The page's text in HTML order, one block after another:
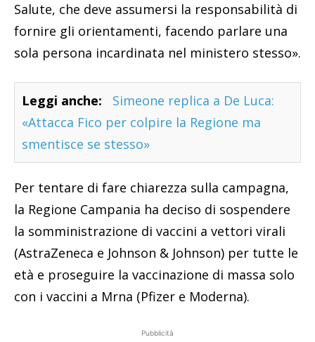
Salute, che deve assumersi la responsabilità di
fornire gli orientamenti, facendo parlare una
sola persona incardinata nel ministero stesso».
Leggi anche:
Simeone replica a De Luca:
«Attacca Fico per colpire la Regione ma
smentisce se stesso»
Per tentare di fare chiarezza sulla campagna,
la Regione Campania ha deciso di sospendere
la somministrazione di vaccini a vettori virali
(AstraZeneca e Johnson & Johnson) per tutte le
età e proseguire la vaccinazione di massa solo
con i vaccini a Mrna (Pfizer e Moderna).
Pubblicità